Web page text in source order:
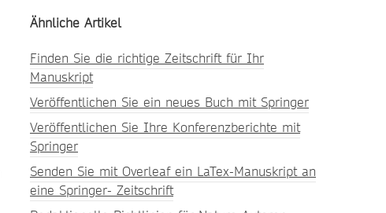
Ähnliche Artikel
Finden Sie die richtige Zeitschrift für Ihr
Manuskript
Veröffentlichen Sie ein neues Buch mit Springer
Veröffentlichen Sie Ihre Konferenzberichte mit
Springer
Senden Sie mit Overleaf ein LaTex-Manuskript an
eine Springer- Zeitschrift